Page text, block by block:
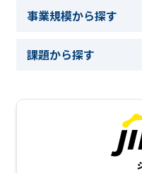
事業規模から探す
課題から探す